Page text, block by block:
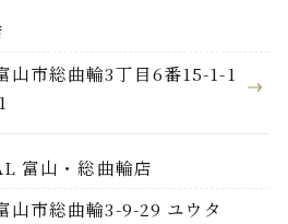
山市総曲輪3丁目6番15-1-1
富山・総曲輪店
山市総曲輪3-9-29 ユウタ